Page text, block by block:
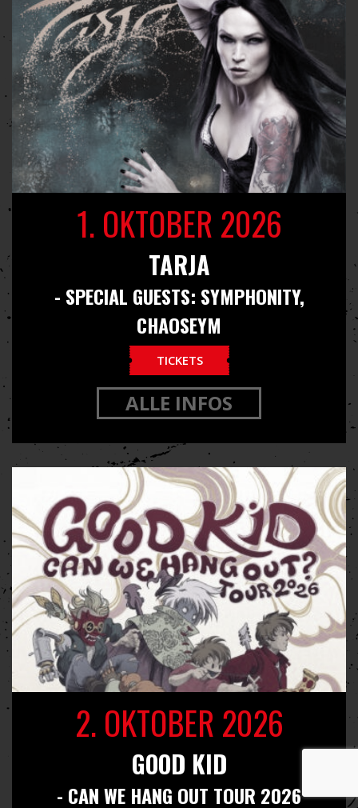
1. OKTOBER 2026
TARJA
- SPECIAL GUESTS: SYMPHONITY,
CHAOSEYM
TICKETS
ALLE INFOS
2. OKTOBER 2026
GOOD KID
- CAN WE HANG OUT TOUR 2026